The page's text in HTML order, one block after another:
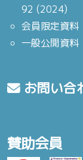
92 (2024)
会員限定資料
一般公開資料
お問い合
賛助会員